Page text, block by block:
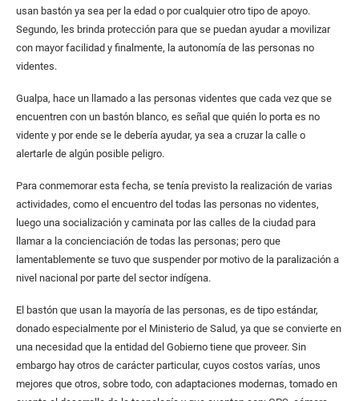
usan bastón ya sea per la edad o por cualquier otro tipo de apoyo.
Segundo, les brinda protección para que se puedan ayudar a movilizar
con mayor facilidad y finalmente, la autonomía de las personas no
videntes.
Gualpa, hace un llamado a las personas videntes que cada vez que se
encuentren con un bastón blanco, es señal que quién lo porta es no
vidente y por ende se le debería ayudar, ya sea a cruzar la calle o
alertarle de algún posible peligro.
Para conmemorar esta fecha, se tenía previsto la realización de varias
actividades, como el encuentro del todas las personas no videntes,
luego una socialización y caminata por las calles de la ciudad para
llamar a la concienciación de todas las personas; pero que
lamentablemente se tuvo que suspender por motivo de la paralización a
nivel nacional por parte del sector indígena.
El bastón que usan la mayoría de las personas, es de tipo estándar,
donado especialmente por el Ministerio de Salud, ya que se convierte en
una necesidad que la entidad del Gobierno tiene que proveer. Sin
embargo hay otros de carácter particular, cuyos costos varías, unos
mejores que otros, sobre todo, con adaptaciones modernas, tomado en